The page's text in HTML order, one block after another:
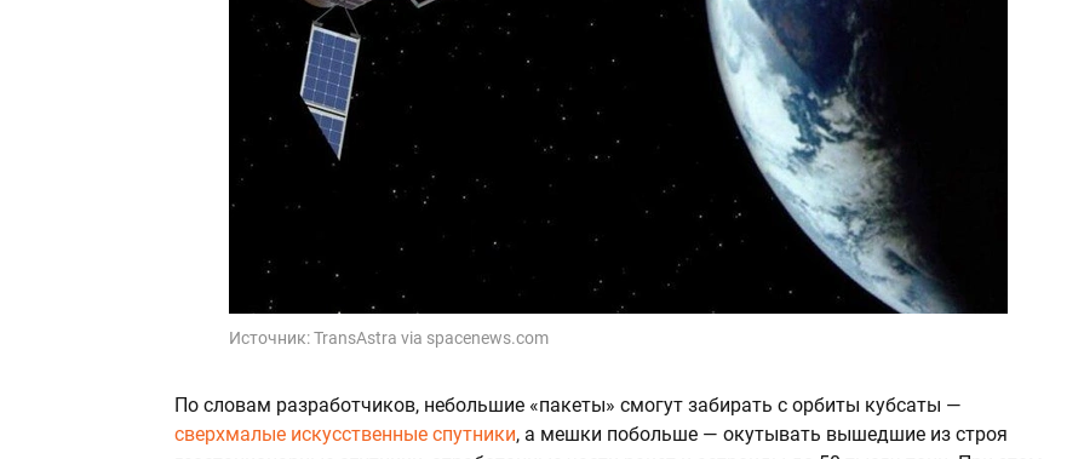
Источник:TransAstra via spacenews.com
По словам разработчиков, небольшие «пакеты» смогут забирать с орбиты кубсаты —
сверхмалые искусственные спутники, а мешки побольше — окутывать вышедшие из строя